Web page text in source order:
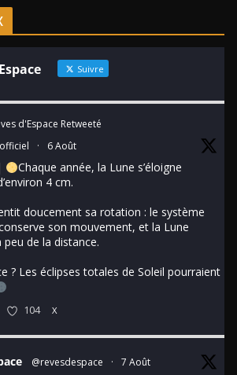
Suivre
d'Espace Retweeté
· 6 Août
Chaque année, la Lune s’éloigne
4 cm.
doucement sa rotation : le système
son mouvement, et la Lune
peu de la distance.
? Les éclipses totales de Soleil pourraient
104 X
@revesdespace · 7 Août